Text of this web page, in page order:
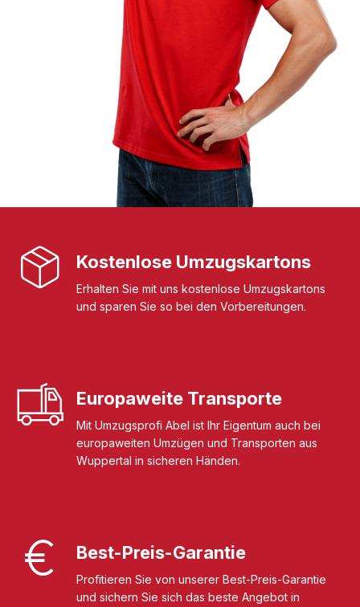
Kostenlose Umzugskartons
Erhalten Sie mit uns kostenlose Umzugskartons
und sparen Sie so bei den Vorbereitungen.
Europaweite Transporte
Mit Umzugsprofi Abel ist Ihr Eigentum auch bei
europaweiten Umzügen und Transporten aus
Wuppertal in sicheren Händen.
Best-Preis-Garantie
Profitieren Sie von unserer Best-Preis-Garantie
und sichern Sie sich das beste Angebot in